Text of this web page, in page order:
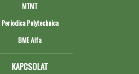
MTMT
Periodica Polytechnica
BME Alfa
KAPCSOLAT